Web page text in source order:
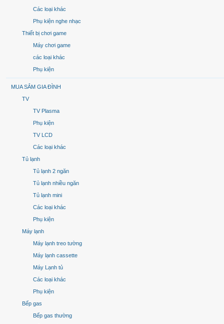
Các loại khác
Phụ kiện nghe nhạc
Thiết bị chơi game
Máy chơi game
các loại khác
Phụ kiện
MUA SẮM GIA ĐÌNH
TV
TV Plasma
Phụ kiện
TV LCD
Các loại khác
Tủ lạnh
Tủ lạnh 2 ngăn
Tủ lạnh nhiều ngăn
Tủ lạnh mini
Các loại khác
Phụ kiện
Máy lạnh
Máy lạnh treo tường
Máy lạnh cassette
Máy Lạnh tủ
Các loại khác
Phụ kiện
Bếp gas
Bếp gas thường